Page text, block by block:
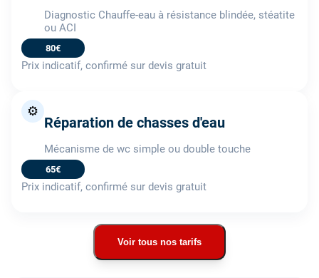
Diagnostic Chauffe-eau à résistance blindée, stéatite
ou ACI
80€
Prix indicatif, confirmé sur devis gratuit
⚙️
Réparation de chasses d'eau
Mécanisme de wc simple ou double touche
65€
Prix indicatif, confirmé sur devis gratuit
Voir tous nos tarifs